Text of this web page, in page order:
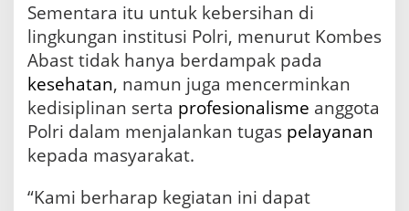
Sementara itu untuk kebersihan di
lingkungan institusi Polri, menurut Kombes
Abast tidak hanya berdampak pada
kesehatan, namun juga mencerminkan
kedisiplinan serta profesionalisme anggota
Polri dalam menjalankan tugas pelayanan
kepada masyarakat.
“Kami berharap kegiatan ini dapat